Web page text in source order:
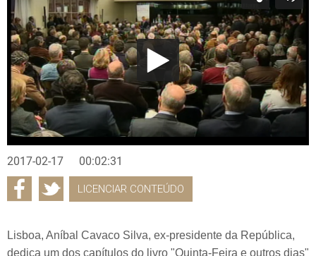
2017-02-17 00:02:31
LICENCIAR CONTEÚDO
Lisboa, Aníbal Cavaco Silva, ex-presidente da República,
dedica um dos capítulos do livro "Quinta-Feira e outros dias"